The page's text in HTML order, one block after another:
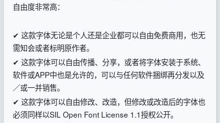
自由度非常高：
✔ 这款字体无论是个人还是企业都可以自由免费商用，也无
需知会或者标明原作者。
✔ 这款字体可以自由传播、分享，或者将字体安装于系统、
软件或APP中也是允许的，可以与任何软件捆绑再分发以及
／或一并销售。
✔ 这款字体可以自由修改、改造，但修改或改造后的字体也
必须同样以SIL Open Font License 1.1授权公开。